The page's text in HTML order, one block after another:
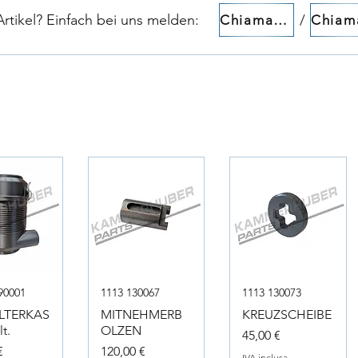
Einfach bei uns melden:​​ Chiamaci! /
1113 130067
MITNEHMERB
OLZEN
Prezzo
120,00 €
1113 130073
KREUZSCHEIBE
Prezzo
45,00 €